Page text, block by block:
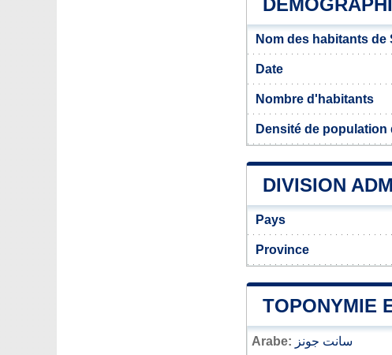
Nom des habitants de
Date
Nombre d'habitants
Densité de population
DIVISION
Pays
Province
TOPONYMIE
Arabe: سانت جونز